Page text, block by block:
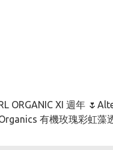
ORGANIC XI 週年
有機玫瑰彩虹藻